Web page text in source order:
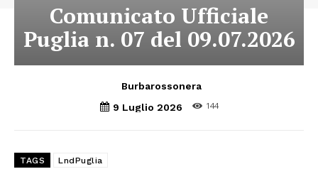
Comunicato Ufficiale
Puglia n. 07 del 09.07.2026
Burbarossonera
9 Luglio 2026
144
TAGS LndPuglia